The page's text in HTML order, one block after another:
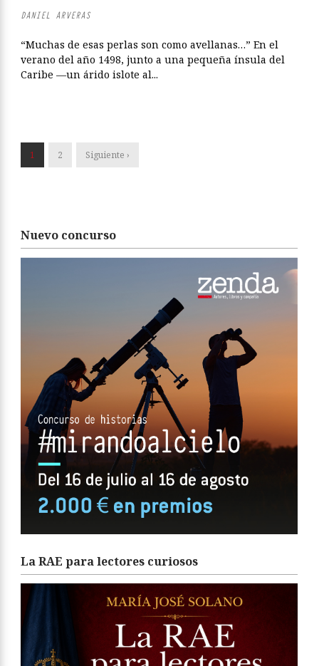
DANIEL ARVERAS
“Muchas de esas perlas son como avellanas…” En el
verano del año 1498, junto a una pequeña ínsula del
Caribe —un árido islote al...
1 2 Siguiente ›
Nuevo concurso
La RAE para lectores curiosos